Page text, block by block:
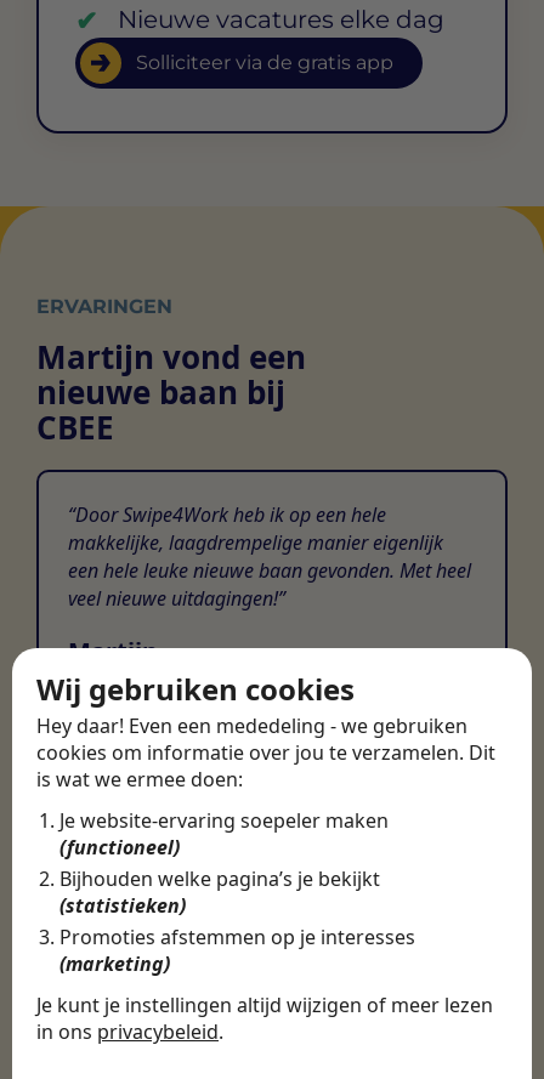
Wij gebruiken cookies
Hey daar! Even een mededeling - we gebruiken
cookies om informatie over jou te verzamelen. Dit
is wat we ermee doen:
Je website-ervaring soepeler maken
(functioneel)
Bijhouden welke pagina’s je bekijkt
(statistieken)
Promoties afstemmen op je interesses
(marketing)
Je kunt je instellingen altijd wijzigen of meer lezen
in ons privacybeleid.
Nieuwe vacatures elke dag
Solliciteer via de gratis app
ERVARINGEN
Martijn vond een
nieuwe baan bij
CBEE
Door Swipe4Work heb ik op een hele
makkelijke, laagdrempelige manier eigenlijk
een hele leuke nieuwe baan gevonden. Met heel
veel nieuwe uitdagingen!
Martijn
Certinia Consultant